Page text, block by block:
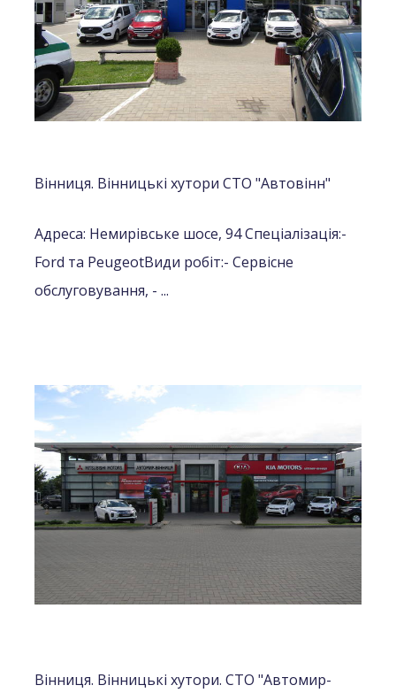
Вінниця. Вінницькі хутори СТО "Автовінн"
Адреса: Немирівське шосе, 94Спеціалізація:-
Ford та PeugeotВиди робіт:- Сервісне
обслуговування, - ...
Вінниця. Вінницькі хутори. СТО "Автомир-